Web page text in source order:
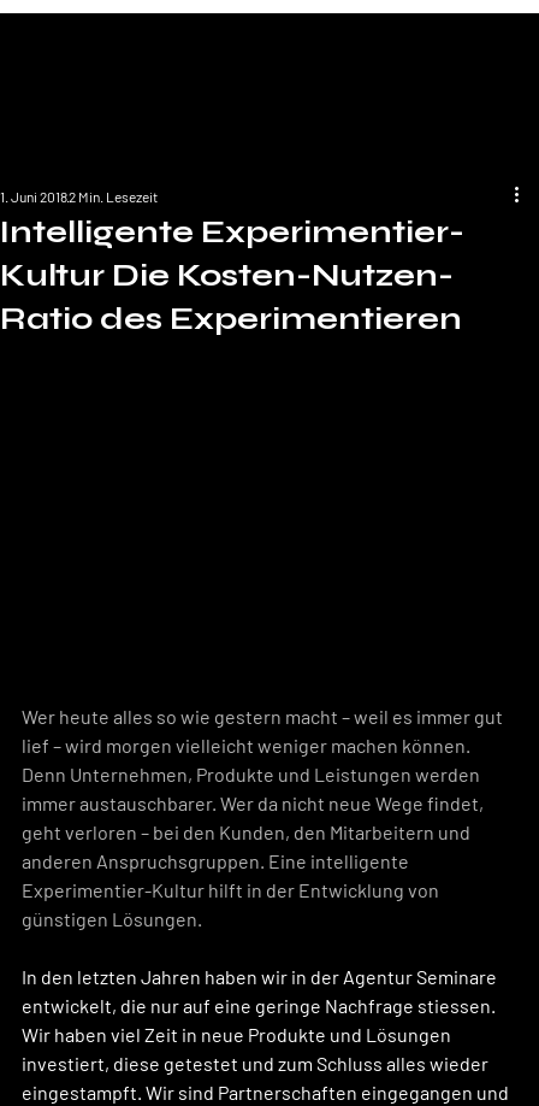
Intelligente Experimentier-
Kultur Die Kosten-Nutzen-
Ratio des Experimentieren
1. Juni 20182 Min. Lesezeit
Wer heute alles so wie gestern macht – weil es immer gut
lief – wird morgen vielleicht weniger machen können.
Denn Unternehmen, Produkte und Leistungen werden
immer austauschbarer. Wer da nicht neue Wege findet,
geht verloren – bei den Kunden, den Mitarbeitern und
anderen Anspruchsgruppen. Eine intelligente
Experimentier-Kultur hilft in der Entwicklung von
günstigen Lösungen.
In den letzten Jahren haben wir in der Agentur Seminare
entwickelt, die nur auf eine geringe Nachfrage stiessen.
Wir haben viel Zeit in neue Produkte und Lösungen
investiert, diese getestet und zum Schluss alles wieder
eingestampft. Wir sind Partnerschaften eingegangen und